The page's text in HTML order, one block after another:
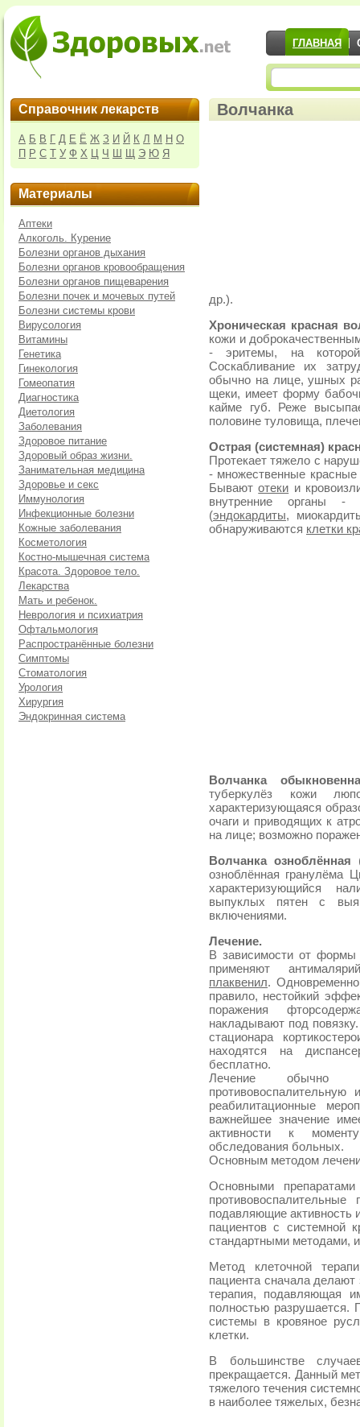
ГЛАВНАЯ
Справочник лекарств
А Б В Г Д Е Ё Ж З И Й К Л М Н О
П Р С Т У Ф Х Ц Ч Ш Щ Э Ю Я
Материалы
Аптеки
Алкоголь. Курение
Болезни органов дыхания
Болезни органов кровообращения
Болезни органов пищеварения
Болезни почек и мочевых путей
Болезни системы крови
Вирусология
Витамины
Генетика
Гинекология
Гомеопатия
Диагностика
Диетология
Заболевания
Здоровое питание
Здоровый образ жизни.
Занимательная медицина
Здоровье и секс
Иммунология
Инфекционные болезни
Кожные заболевания
Косметология
Костно-мышечная система
Красота. Здоровое тело.
Лекарства
Мать и ребенок.
Неврология и психиатрия
Офтальмология
Распространённые болезни
Симптомы
Стоматология
Урология
Хирургия
Эндокринная система
Волчанка
др.).
Хроническая красная
кожи и
- эритемы, на
Соскабливание их
обычно на лице, ушных
щеки, имеет форму
кайме губ. Реже
половине туловища,
Острая (системная)
Протекает тяжело с
- множественные
Бываютотеки и
внутренние органы -
(эндокардиты,
обнаруживаются клетки
Волчанка
туберкулёз кожи
характеризующаяся
очаги и приводящих к
на лице; возможно
Волчанка озноблённая
озноблённая гранулёма
характеризующийся
выпуклых пятен с
включениями.
Лечение.
В зависимости от формы
применяют
плаквенил.
правило, нестойкий
поражения
накладывают под
стационара
находятся на
бесплатно.
Лечение обычно
реабилитационные
важнейшее значение
активности к
обследования больных.
Основным методом
Основными
подавляющие активность
пациентов с системной
стандартными методами,
Метод клеточной
пациента сначала делают
терапия, подавляющая
полностью разрушается.
системы в кровяное
клетки.
В большинстве
прекращается. Данный
тяжелого течения
в наиболее тяжелых,